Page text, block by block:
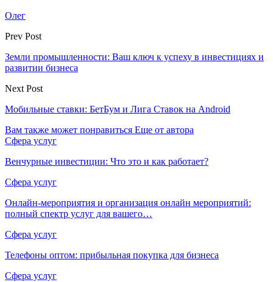
Олег
Prev Post
Земли промышленности: Ваш ключ к успеху в инвестициях и
развитии бизнеса
Next Post
Мобильные ставки: БетБум и Лига Ставок на Android
Вам также может понравиться Еще от автора
Сфера услуг
Венчурные инвестиции: Что это и как работает?
Сфера услуг
Онлайн-мероприятия и организация онлайн мероприятий:
полный спектр услуг для вашего…
Сфера услуг
Телефоны оптом: прибыльная покупка для бизнеса
Сфера услуг